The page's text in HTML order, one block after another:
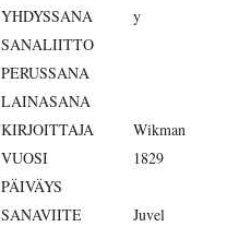
YHDYSSANA
y
SANALIITTO
PERUSSANA
LAINASANA
KIRJOITTAJA
Wikman
VUOSI
1829
PÄIVÄYS
SANAVIITE
Juvel